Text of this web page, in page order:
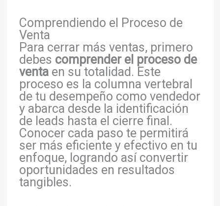
Comprendiendo el Proceso de
Venta
Para cerrar más ventas, primero
debes comprender el proceso de
ventaen su totalidad. Este
proceso es la columna vertebral
de tu desempeño como vendedor
y abarca desde la identificación
de leads hasta el cierre final.
Conocer cada paso te permitirá
ser más eficiente y efectivo en tu
enfoque, logrando así convertir
oportunidades en resultados
tangibles.